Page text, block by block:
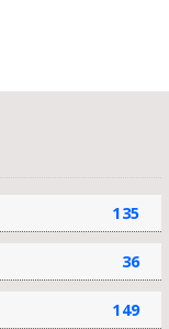
135
36
149